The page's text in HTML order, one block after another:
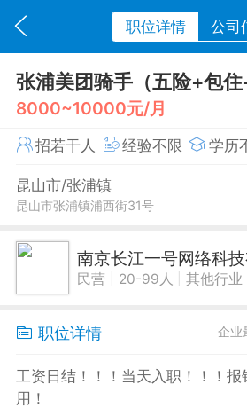
职位详情 公司
张浦美团骑手（五险+包住
8000~10000元/月
招若干人 经验不限 学历
昆山市/张浦镇
昆山市张浦镇浦西街31号
南京长江一号网络科
民营 20-99人 其他行业
职位详情 企
工资日结！！！当天入职！！！
用！